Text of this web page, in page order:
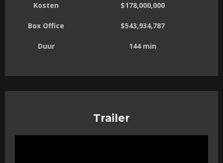
Kosten $178,000,000
Box Office $543,934,787
Duur 144 min
Trailer